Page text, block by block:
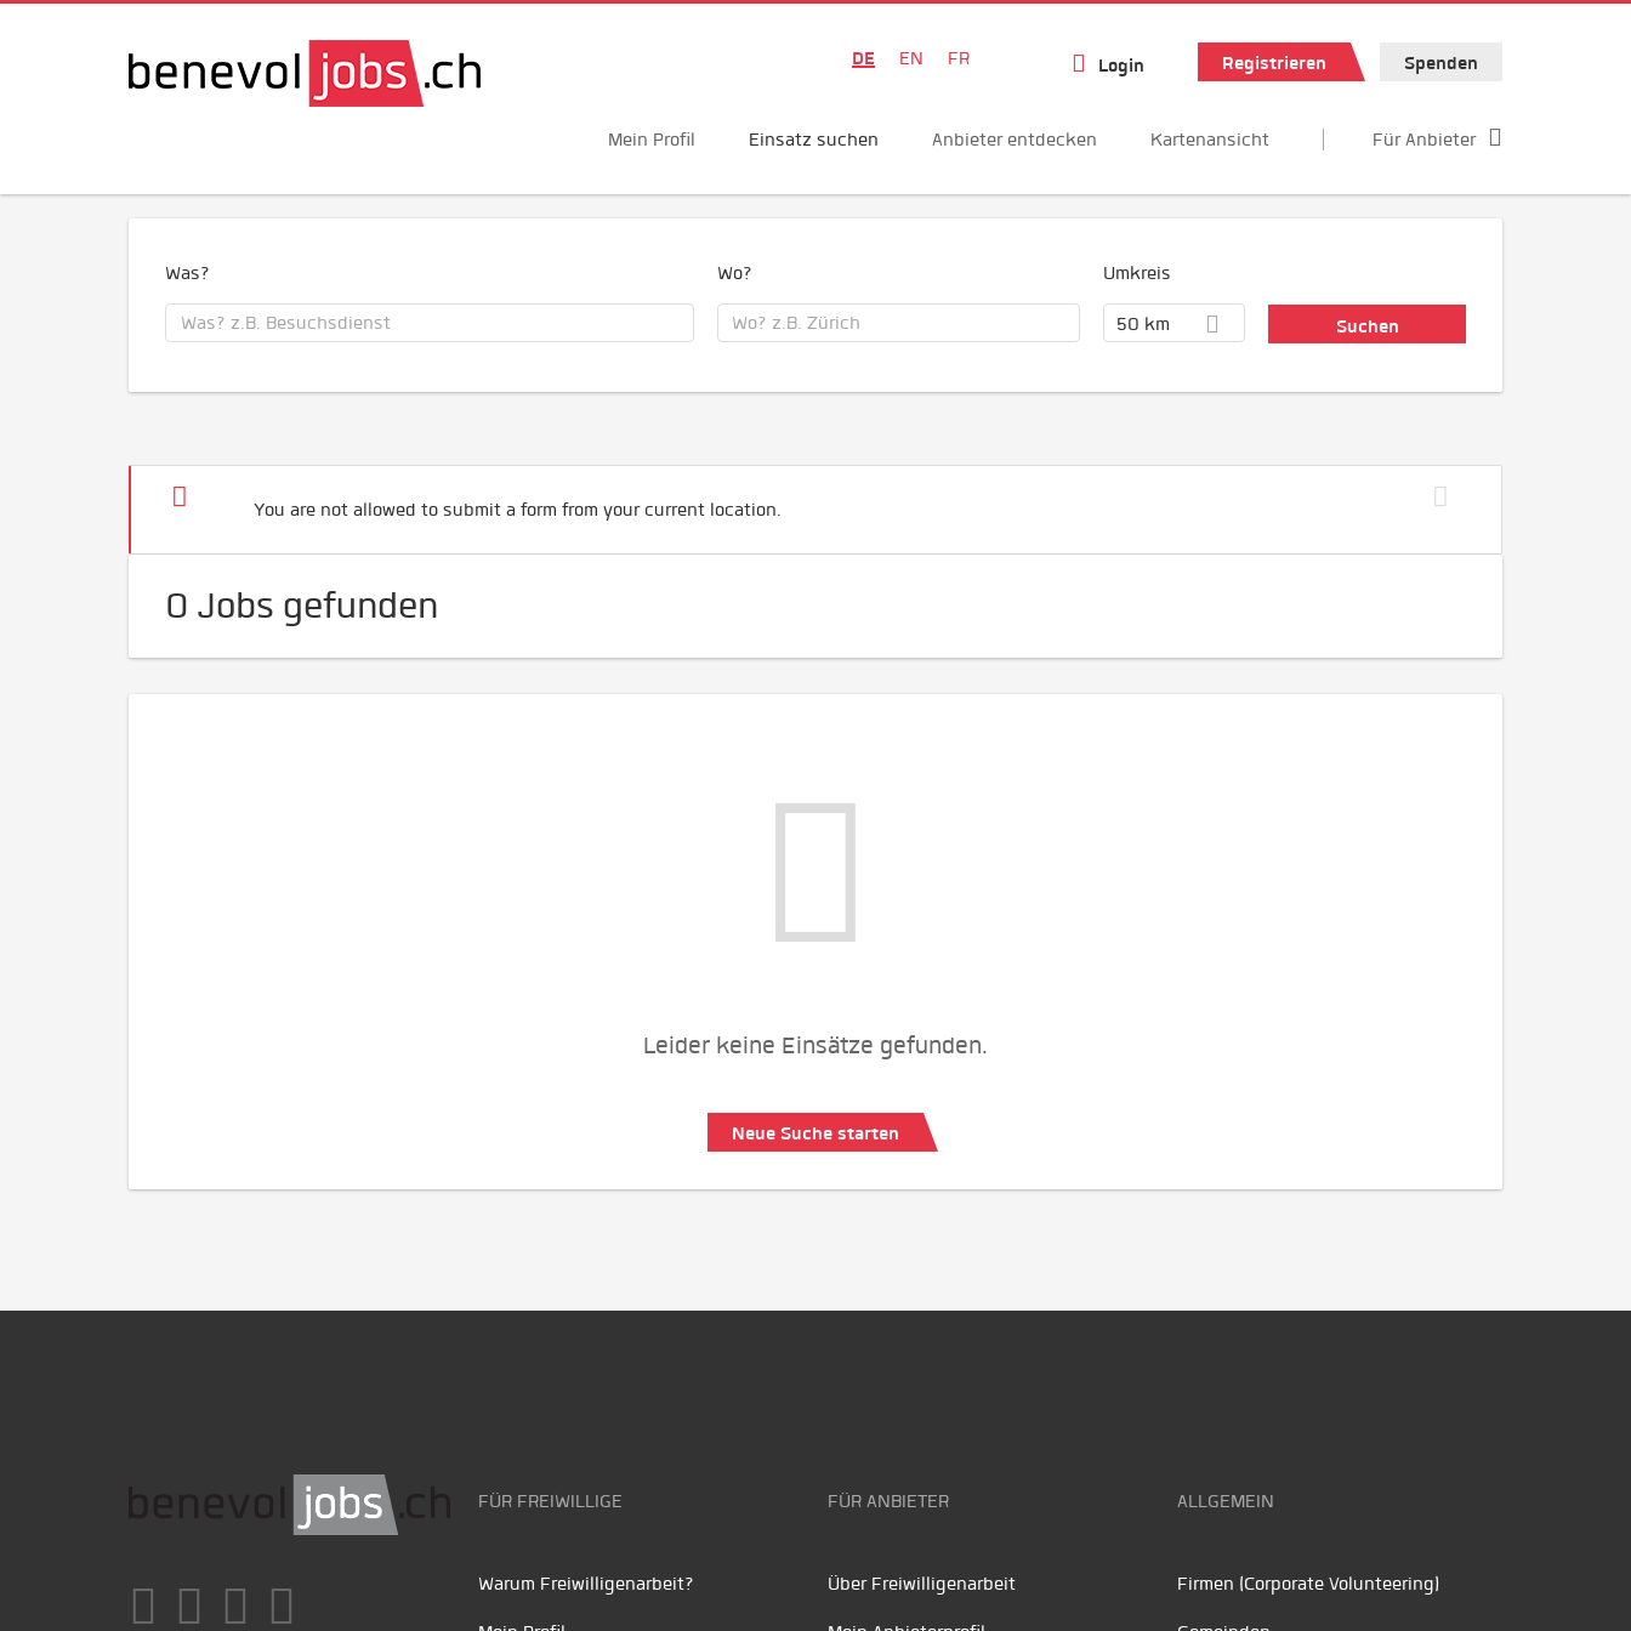
DE EN FR Login Registrieren Spenden
Mein Profil Einsatz suchen Anbieter entdecken Kartenansicht Für Anbieter
Was? Wo? Umkreis
50 km
You are not allowed to submit a form from your current location.
0 Jobs gefunden
Leider keine Einsätze gefunden.
Neue Suche starten
FÜR FREIWILLIGE
Warum Freiwilligenarbeit?
FÜR ANBIETER
Über Freiwilligenarbeit
ALLGEMEIN
Firmen (Corporate Volunteering)